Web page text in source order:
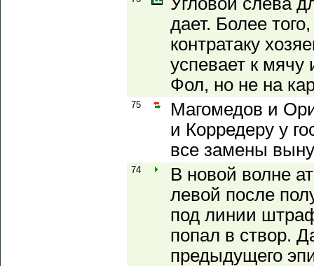
дает. Более
контратаку
успевает к мячу
Фол, но не на
75
Магомедов и
и Корредеру у
все замены
74
В новой волне
левой после
под линии
попал в створ.
предыдущего